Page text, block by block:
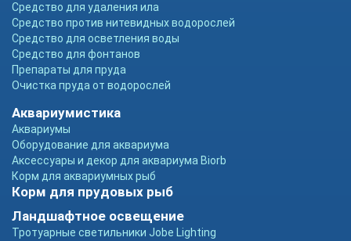
Средство для удаления ила
Средство против нитевидных водорослей
Средство для осветления воды
Средство для фонтанов
Препараты для пруда
Очистка пруда от водорослей
Аквариумистика
Аквариумы
Оборудование для аквариума
Аксессуары и декор для аквариума Biorb
Корм для аквариумных рыб
Корм для прудовых рыб
Ландшафтное освещение
Тротуарные светильники Jobe Lighting